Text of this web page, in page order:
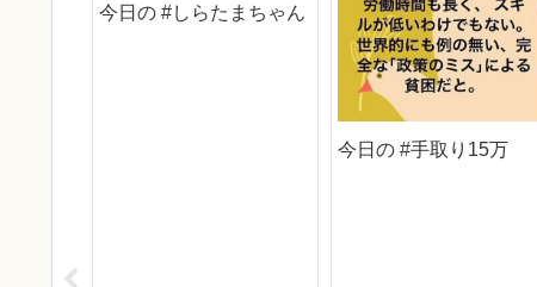
今日の #しらたまちゃん
今日の #手取り15万